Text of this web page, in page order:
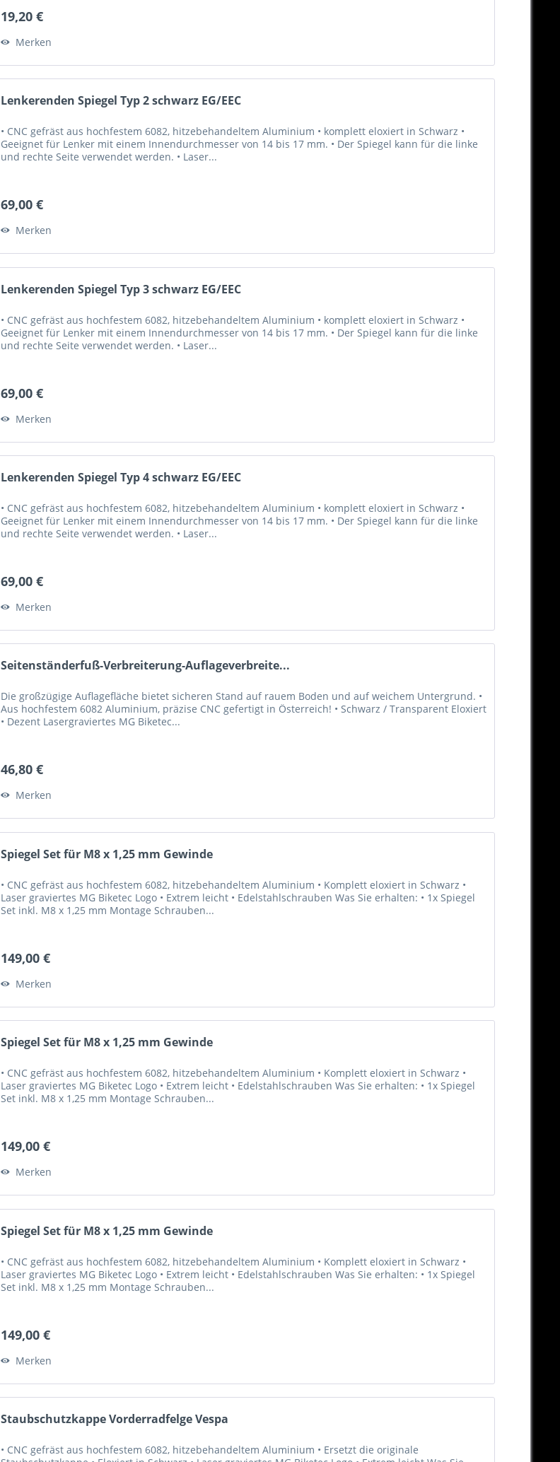
19,20 €
Merken
Lenkerenden Spiegel Typ 2 schwarz EG/EEC
• CNC gefräst aus hochfestem 6082, hitzebehandeltem Aluminium • komplett eloxiert in Schwarz •
Geeignet für Lenker mit einem Innendurchmesser von 14 bis 17 mm. • Der Spiegel kann für die linke
und rechte Seite verwendet werden. • Laser...
69,00 €
Merken
Lenkerenden Spiegel Typ 3 schwarz EG/EEC
• CNC gefräst aus hochfestem 6082, hitzebehandeltem Aluminium • komplett eloxiert in Schwarz •
Geeignet für Lenker mit einem Innendurchmesser von 14 bis 17 mm. • Der Spiegel kann für die linke
und rechte Seite verwendet werden. • Laser...
69,00 €
Merken
Lenkerenden Spiegel Typ 4 schwarz EG/EEC
• CNC gefräst aus hochfestem 6082, hitzebehandeltem Aluminium • komplett eloxiert in Schwarz •
Geeignet für Lenker mit einem Innendurchmesser von 14 bis 17 mm. • Der Spiegel kann für die linke
und rechte Seite verwendet werden. • Laser...
69,00 €
Merken
Seitenständerfuß-Verbreiterung-Auflageverbreite...
Die großzügige Auflagefläche bietet sicheren Stand auf rauem Boden und auf weichem Untergrund. •
Aus hochfestem 6082 Aluminium, präzise CNC gefertigt in Österreich! • Schwarz / Transparent Eloxiert
• Dezent Lasergraviertes MG Biketec...
46,80 €
Merken
Spiegel Set für M8 x 1,25 mm Gewinde
• CNC gefräst aus hochfestem 6082, hitzebehandeltem Aluminium • Komplett eloxiert in Schwarz •
Laser graviertes MG Biketec Logo • Extrem leicht • Edelstahlschrauben Was Sie erhalten: • 1x Spiegel
Set inkl. M8 x 1,25 mm Montage Schrauben...
149,00 €
Merken
Spiegel Set für M8 x 1,25 mm Gewinde
• CNC gefräst aus hochfestem 6082, hitzebehandeltem Aluminium • Komplett eloxiert in Schwarz •
Laser graviertes MG Biketec Logo • Extrem leicht • Edelstahlschrauben Was Sie erhalten: • 1x Spiegel
Set inkl. M8 x 1,25 mm Montage Schrauben...
149,00 €
Merken
Spiegel Set für M8 x 1,25 mm Gewinde
• CNC gefräst aus hochfestem 6082, hitzebehandeltem Aluminium • Komplett eloxiert in Schwarz •
Laser graviertes MG Biketec Logo • Extrem leicht • Edelstahlschrauben Was Sie erhalten: • 1x Spiegel
Set inkl. M8 x 1,25 mm Montage Schrauben...
149,00 €
Merken
Staubschutzkappe Vorderradfelge Vespa
• CNC gefräst aus hochfestem 6082, hitzebehandeltem Aluminium • Ersetzt die originale